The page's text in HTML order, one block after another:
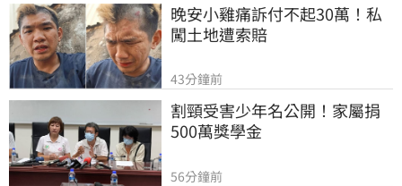
晚安小雞痛訴付不起30萬！私
闖土地遭索賠
43分鐘前
割頸受害少年名公開！家屬捐
500萬獎學金
56分鐘前